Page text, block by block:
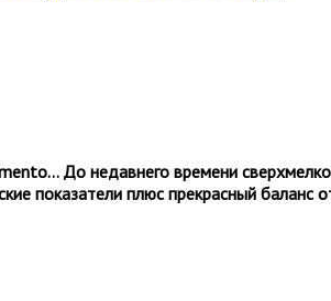
До недавнего времени
показатели плюс прекрасный баланс